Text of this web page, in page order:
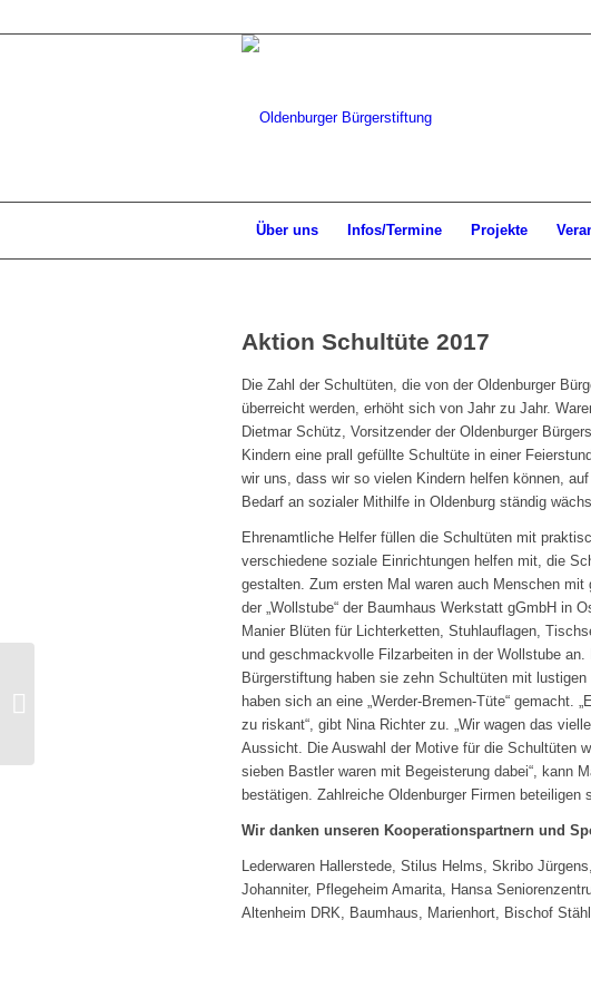
Über uns Infos/Termine Projekte
Aktion Schultüte 2017
Die Zahl der Schultüten, die von der Oldenburger
überreicht werden, erhöht sich von Jahr zu Jahr.
Dietmar Schütz, Vorsitzender der Oldenburger
Kindern eine prall gefüllte Schultüte in einer
wir uns, dass wir so vielen Kindern helfen können,
Bedarf an sozialer Mithilfe in Oldenburg ständig
Ehrenamtliche Helfer füllen die Schultüten mit
verschiedene soziale Einrichtungen helfen mit, die
gestalten. Zum ersten Mal waren auch Menschen
der „Wollstube“ der Baumhaus Werkstatt gGmbH in
Manier Blüten für Lichterketten, Stuhlauflagen,
und geschmackvolle Filzarbeiten in der Wollstube
Bürgerstiftung haben sie zehn Schultüten mit
haben sich an eine „Werder-Bremen-Tüte“ gemacht.
zu riskant“, gibt Nina Richter zu. „Wir wagen das
Aussicht. Die Auswahl der Motive für die Schultüten
sieben Bastler waren mit Begeisterung dabei“, kann
bestätigen. Zahlreiche Oldenburger Firmen
Wir danken unseren Kooperationspartnern und
Lederwaren Hallerstede, Stilus Helms, Skribo
Johanniter, Pflegeheim Amarita, Hansa
Altenheim DRK, Baumhaus, Marienhort, Bischof